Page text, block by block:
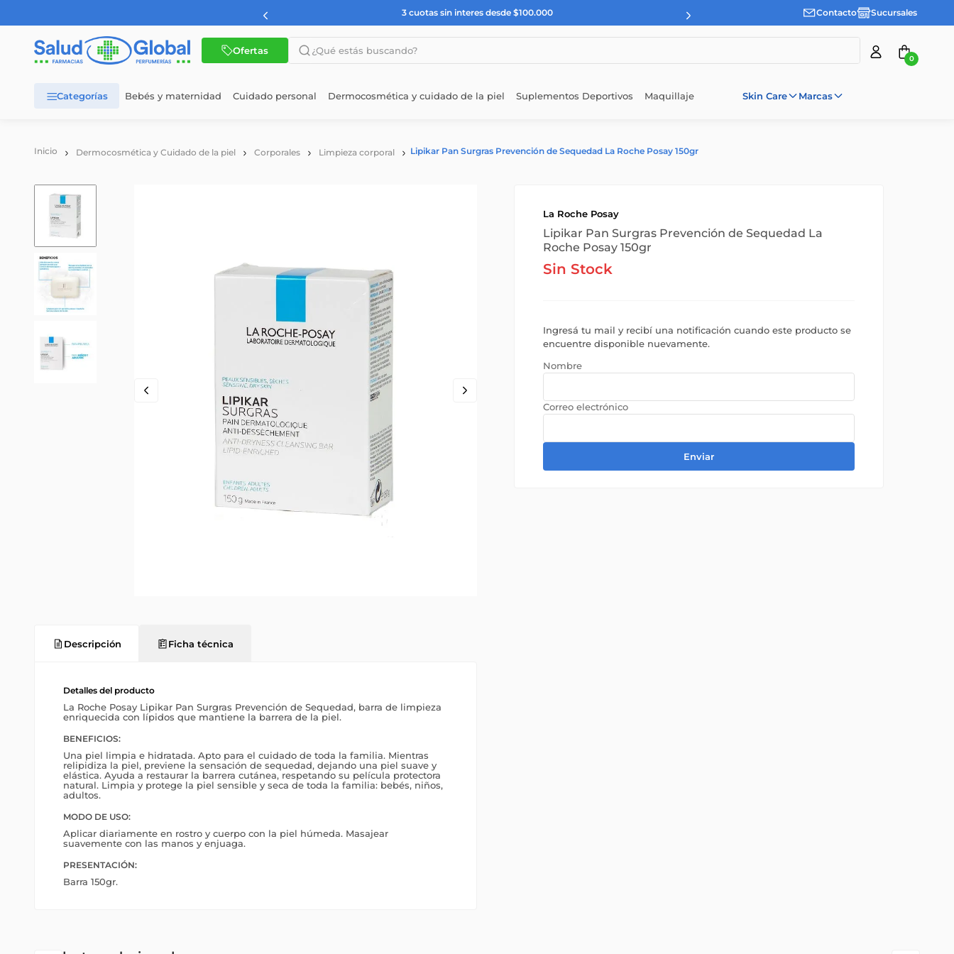
3 cuotas sin interes desde $100.000 Contacto Sucursales
Ofertas
¿Qué estás buscando?
3.
4
5. nutrilon 2
. cerave
0
Bebés y maternidad Cuidado personal Dermocosmética y cuidado de la piel Suplementos Deportivos Maquillaje Skin Care Marcas
Dermocosmética y Cuidado de la piel Corporales Limpieza corporal Lipikar Pan Surgras Prevención de Sequedad La Roche Posay 150gr
Descripción Ficha técnica
Detalles del producto
La Roche Posay Lipikar Pan Surgras Prevención de Sequedad, barra de limpieza
enriquecida con lípidos que mantiene la barrera de la piel.
BENEFICIOS:
Una piel limpia e hidratada. Apto para el cuidado de toda la familia. Mientras
relipidiza la piel, previene la sensación de sequedad, dejando una piel suave y
elástica. Ayuda a restaurar la barrera cutánea, respetando su película protectora
natural. Limpia y protege la piel sensible y seca de toda la familia: bebés, niños,
adultos.
MODO DE USO:
Aplicar diariamente en rostro y cuerpo con la piel húmeda. Masajear
suavemente con las manos y enjuaga.
PRESENTACIÓN:
Barra 150gr.
La Roche Posay
Lipikar Pan Surgras Prevención de Sequedad La
Roche Posay 150gr
Sin Stock
Ingresá tu mail y recibí una notificación cuando este producto se
encuentre disponible nuevamente.
Enviar